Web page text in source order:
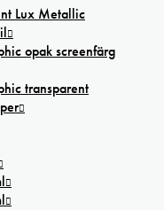
Lux Metallic
opak screenfärg
transparent